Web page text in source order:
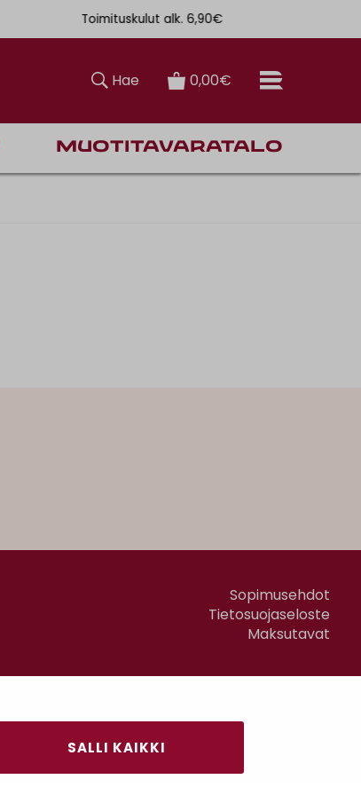
SALLI KAIKKI
Toimituskulut alk. 6,90€
Hae 0,00€
Muotitavaratalo
Sopimusehdot
Tietosuojaseloste
Maksutavat